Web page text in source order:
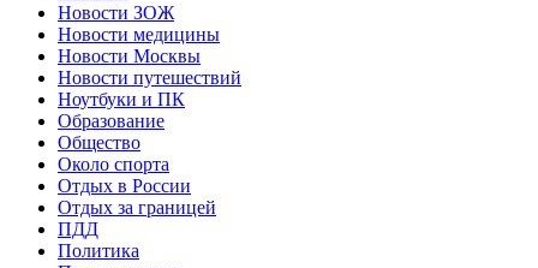
Новости ЗОЖ
Новости медицины
Новости Москвы
Новости путешествий
Ноутбуки и ПК
Образование
Общество
Около спорта
Отдых в России
Отдых за границей
ПДД
Политика